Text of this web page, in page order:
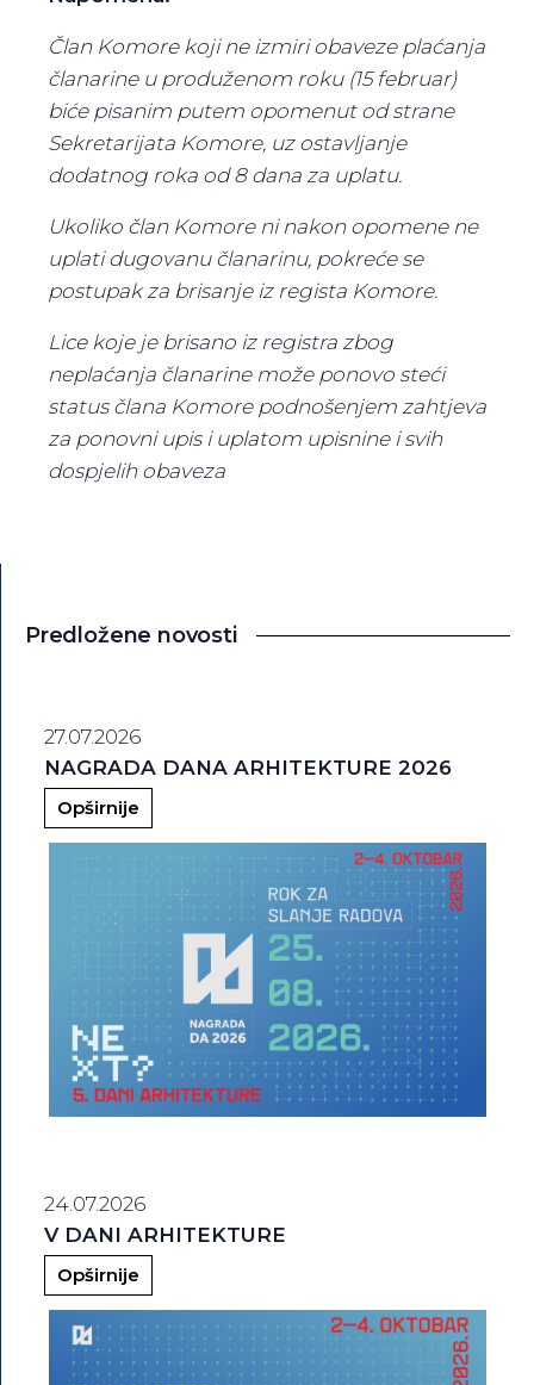
Predložene novosti
27.07.2026
NAGRADA DANA ARHITEKTURE 2026
Opširnije
24.07.2026
V DANI ARHITEKTURE
Opširnije
Član Komore koji ne izmiri obaveze plaćanja
članarine u produženom roku (15 februar)
biće pisanim putem opomenut od strane
Sekretarijata Komore, uz ostavljanje
dodatnog roka od 8 dana za uplatu.
Ukoliko član Komore ni nakon opomene ne
uplati dugovanu članarinu, pokreće se
postupak za brisanje iz regista Komore.
Lice koje je brisano iz registra zbog
neplaćanja članarine može ponovo steći
status člana Komore podnošenjem zahtjeva
za ponovni upis i uplatom upisnine i svih
dospjelih obaveza